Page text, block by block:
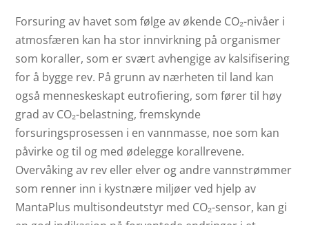
Forsuring av havet som følge av økende CO₂-nivåer i
atmosfæren kan ha stor innvirkning på organismer
som koraller, som er svært avhengige av kalsifisering
for å bygge rev. På grunn av nærheten til land kan
også menneskeskapt eutrofiering, som fører til høy
grad av CO₂-belastning, fremskynde
forsuringsprosessen i en vannmasse, noe som kan
påvirke og til og med ødelegge korallrevene.
Overvåking av rev eller elver og andre vannstrømmer
som renner inn i kystnære miljøer ved hjelp av
MantaPlus multisondeutstyr med CO₂-sensor, kan gi